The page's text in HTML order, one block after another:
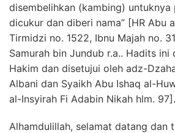
disembelihkan (kambing) untuknya
dicukur dan diberi nama” [HR Abu
Tirmidzi no. 1522, Ibnu Majah no.
Samurah bin Jundub r.a.. Hadits ini
Hakim dan disetujui oleh adz-
Albani dan Syaikh Abu Ishaq al-
al-Insyirah Fi Adabin Nikah hlm. 97].
Alhamdulillah, selamat datang dan